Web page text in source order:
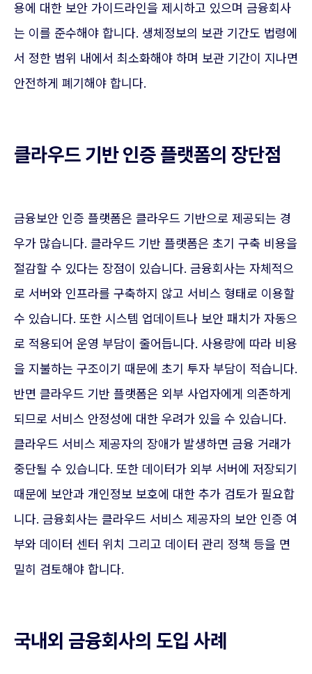
용에 대한 보안 가이드라인을 제시하고 있으며 금융회사
는 이를 준수해야 합니다. 생체정보의 보관 기간도 법령에
서 정한 범위 내에서 최소화해야 하며 보관 기간이 지나면
안전하게 폐기해야 합니다.
클라우드 기반 인증 플랫폼의 장단점
금융보안 인증 플랫폼은 클라우드 기반으로 제공되는 경
우가 많습니다. 클라우드 기반 플랫폼은 초기 구축 비용을
절감할 수 있다는 장점이 있습니다. 금융회사는 자체적으
로 서버와 인프라를 구축하지 않고 서비스 형태로 이용할
수 있습니다. 또한 시스템 업데이트나 보안 패치가 자동으
로 적용되어 운영 부담이 줄어듭니다. 사용량에 따라 비용
을 지불하는 구조이기 때문에 초기 투자 부담이 적습니다.
반면 클라우드 기반 플랫폼은 외부 사업자에게 의존하게
되므로 서비스 안정성에 대한 우려가 있을 수 있습니다.
클라우드 서비스 제공자의 장애가 발생하면 금융 거래가
중단될 수 있습니다. 또한 데이터가 외부 서버에 저장되기
때문에 보안과 개인정보 보호에 대한 추가 검토가 필요합
니다. 금융회사는 클라우드 서비스 제공자의 보안 인증 여
부와 데이터 센터 위치 그리고 데이터 관리 정책 등을 면
밀히 검토해야 합니다.
국내외 금융회사의 도입 사례